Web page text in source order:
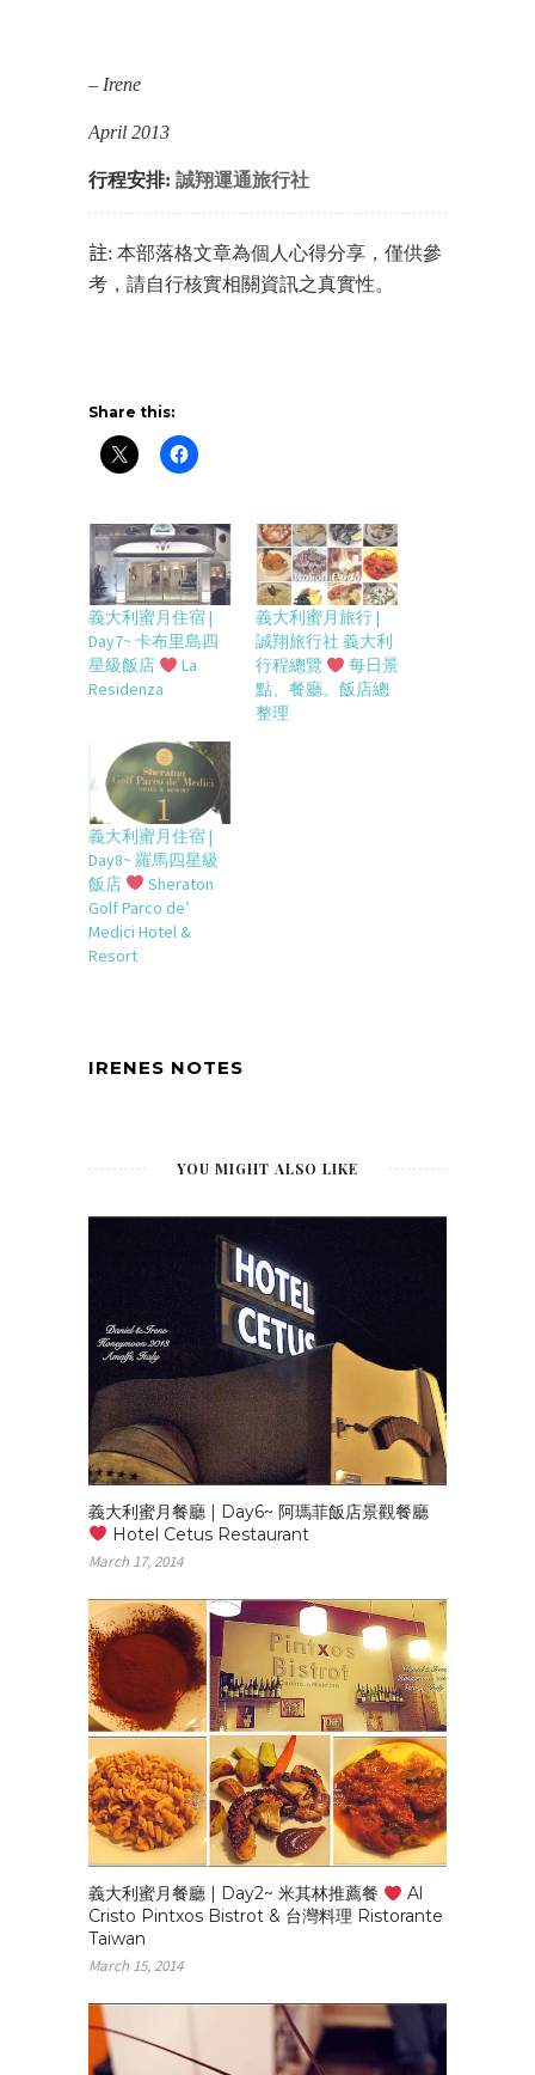
– Irene
April 2013
行程安排: 誠翔運通旅行社
註: 本部落格文章為個人心得分享，僅供參
考，請自行核實相關資訊之真實性。
Share this:
義大利蜜月住宿 |
Day7~ 卡布里島四
星級飯店
La
Residenza
義大利蜜月旅行 |
誠翔旅行社 義大利
行程總覽
每日景
點、餐廳、飯店總
整理
義大利蜜月住宿 |
Day8~ 羅馬四星級
飯店
Sheraton
Golf Parco de’
Medici Hotel &
Resort
IRENES NOTES
YOU MIGHT ALSO LIKE
義大利蜜月餐廳 | Day6~ 阿瑪菲飯店景觀餐廳
Hotel Cetus Restaurant
March 17, 2014
義大利蜜月餐廳 | Day2~ 米其林推薦餐
Al
Cristo Pintxos Bistrot & 台灣料理 Ristorante
Taiwan
March 15, 2014